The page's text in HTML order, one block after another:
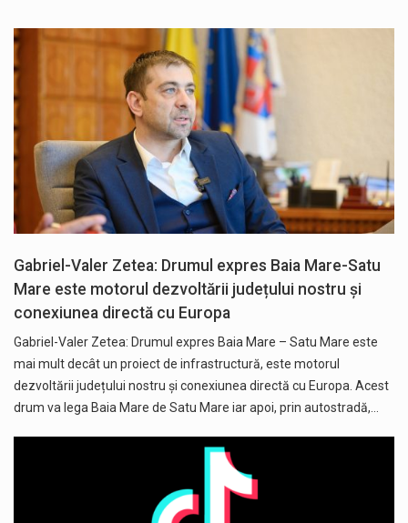
Gabriel-Valer Zetea: Drumul expres Baia Mare-Satu
Mare este motorul dezvoltării județului nostru și
conexiunea directă cu Europa
Gabriel-Valer Zetea: Drumul expres Baia Mare – Satu Mare este
mai mult decât un proiect de infrastructură, este motorul
dezvoltării județului nostru și conexiunea directă cu Europa. Acest
drum va lega Baia Mare de Satu Mare iar apoi, prin autostradă,…